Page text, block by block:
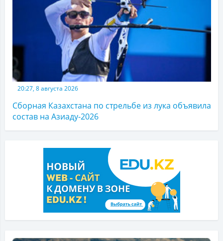
20:27, 8 августа 2026
Сборная Казахстана по стрельбе из лука объявила
состав на Азиаду-2026